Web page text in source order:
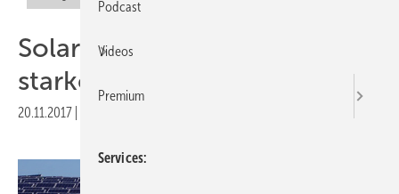
Solarlösungen von einem
starken Partner
20.11.2017
Podcast
Videos
Premium
Services